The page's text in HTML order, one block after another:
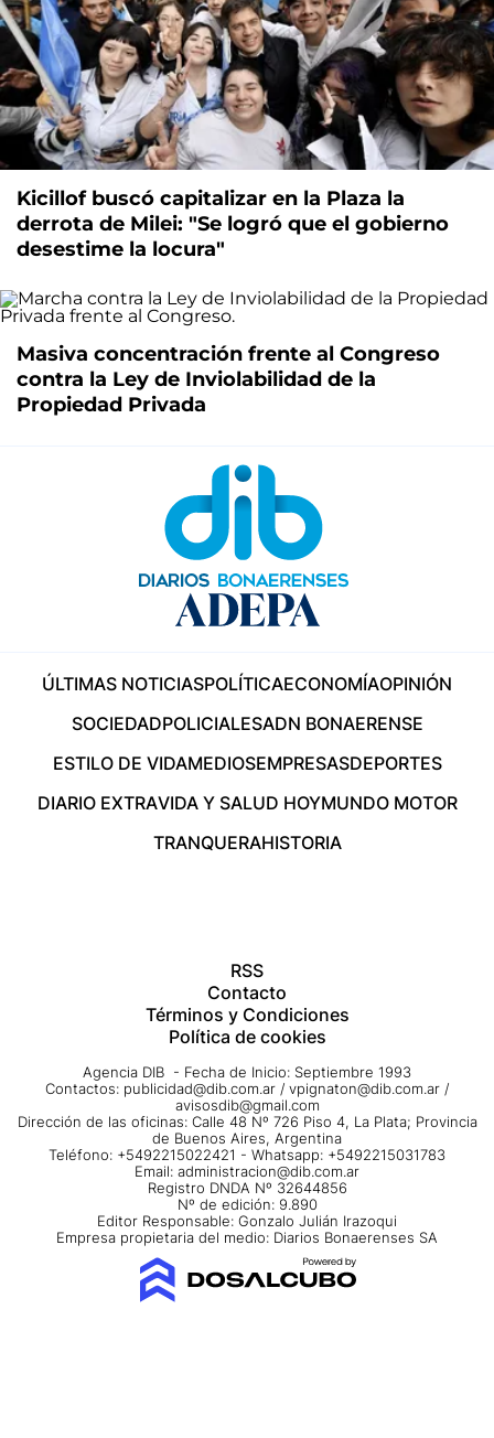
Kicillof buscó capitalizar en la Plaza la
derrota de Milei: "Se logró que el gobierno
desestime la locura"
Masiva concentración frente al Congreso
contra la Ley de Inviolabilidad de la
Propiedad Privada
ÚLTIMAS NOTICIASPOLÍTICAECONOMÍAOPINIÓN
SOCIEDADPOLICIALESADN BONAERENSE
ESTILO DE VIDAMEDIOSEMPRESASDEPORTES
DIARIO EXTRAVIDA Y SALUD HOYMUNDO MOTOR
TRANQUERAHISTORIA
RSS
Contacto
Términos y Condiciones
Política de cookies
Agencia DIB - Fecha de Inicio: Septiembre 1993
Contactos: publicidad@dib.com.ar / vpignaton@dib.com.ar /
avisosdib@gmail.com
Dirección de las oficinas: Calle 48 Nº 726 Piso 4, La Plata; Provincia
de Buenos Aires, Argentina
Teléfono: +5492215022421 - Whatsapp: +5492215031783
Email: administracion@dib.com.ar
Registro DNDA Nº 32644856
Nº de edición: 9.890
Editor Responsable: Gonzalo Julián Irazoqui
Empresa propietaria del medio: Diarios Bonaerenses SA